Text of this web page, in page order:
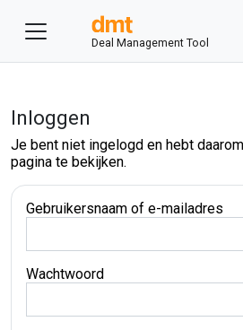
Deal Management Tool
Inloggen
Je bent niet ingelogd en hebt
pagina te bekijken.
Gebruikersnaam of e-mailadres
Wachtwoord